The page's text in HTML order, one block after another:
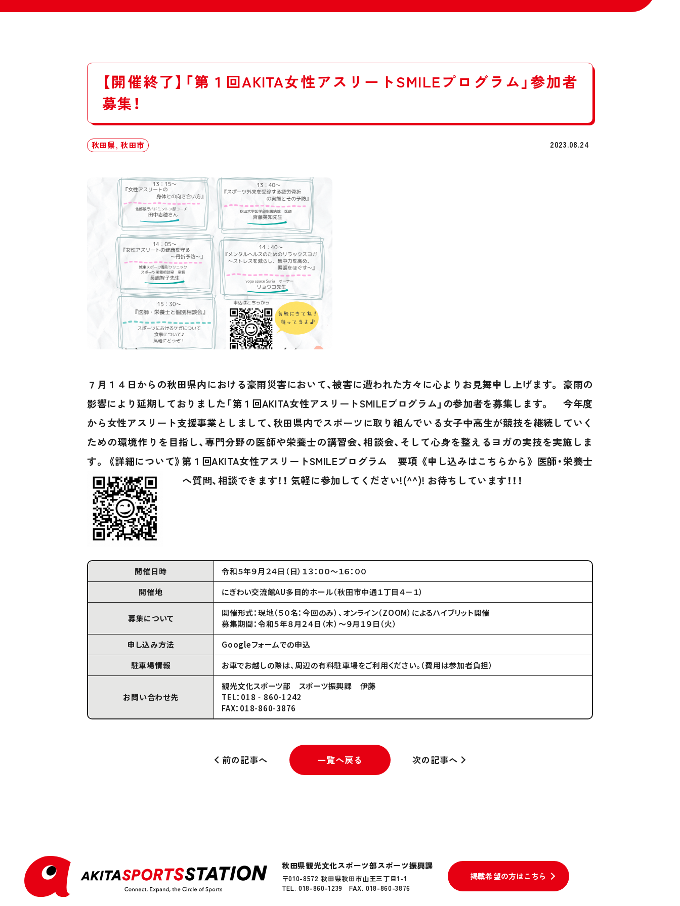
【開催終了】「第１回AKITA女性アスリートSMILEプログラム」参加者
募集！
秋田県, 秋田市 2023.08.24
７月１４日からの秋田県内における豪雨災害において、被害に遭われた方々に心よりお見舞申し上げます。 豪雨の
影響により延期しておりました「第１回AKITA女性アスリートSMILEプログラム」の参加者を募集します。 今年度
から女性アスリート支援事業としまして、秋田県内でスポーツに取り組んでいる女子中高生が競技を継続していく
ための環境作りを目指し、専門分野の医師や栄養士の講習会、相談会、そして心身を整えるヨガの実技を実施しま
す。 《詳細について》第１回AKITA女性アスリートSMILEプログラム 要項 《申し込みはこちらから》 医師・栄養士
へ質問、相談できます！！ 気軽に参加してください!(^^)! お待ちしています！！！
開催日時
令和５年９月２４日（日）１３：００～１６：００
開催地
にぎわい交流館AU多目的ホール（秋田市中通１丁目４－１）
募集について
開催形式：現地（５０名：今回のみ）、オンライン（ZOOM）によるハイブリット開催
募集期間：令和５年８月２４日（木）～９月１９日（火）
申し込み方法
Googleフォームでの申込
駐車場情報
お車でお越しの際は、周辺の有料駐車場をご利用ください。（費用は参加者負担）
お問い合わせ先
観光文化スポーツ部 スポーツ振興課 伊藤
TEL：018‐860-1242
FAX：018-860-3876
前の記事へ 一覧へ戻る 次の記事へ
秋田県観光文化スポーツ部スポーツ振興課
〒010-8572 秋田県秋田市山王三丁目1-1
TEL. 018-860-1239
FAX. 018-860-3876
掲載希望の方はこちら